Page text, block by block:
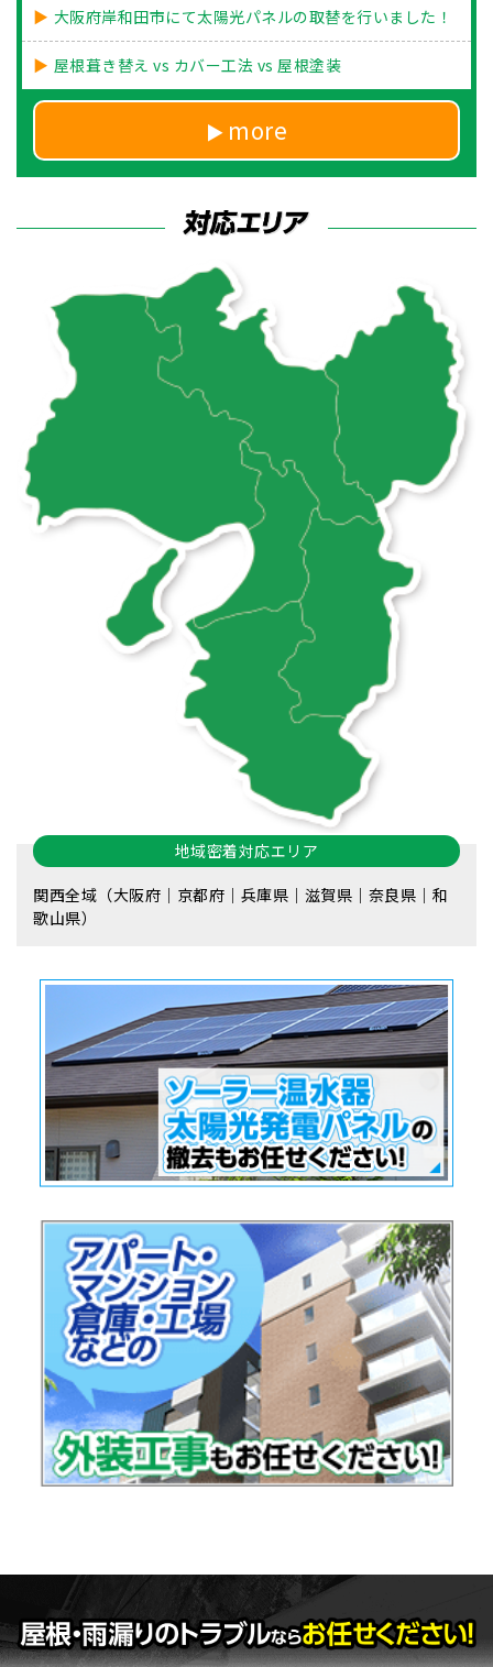
大阪府岸和田市にて太陽光パネルの取替を行いました！
屋根葺き替え vs カバー工法 vs 屋根塗装
more
地域密着対応エリア
関西全域（大阪府｜京都府｜兵庫県｜滋賀県｜奈良県｜和
歌山県）